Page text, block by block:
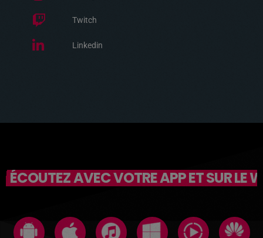
Twitch
Linkedin
ÉCOUTEZ AVEC VOTRE APP ET SUR LE